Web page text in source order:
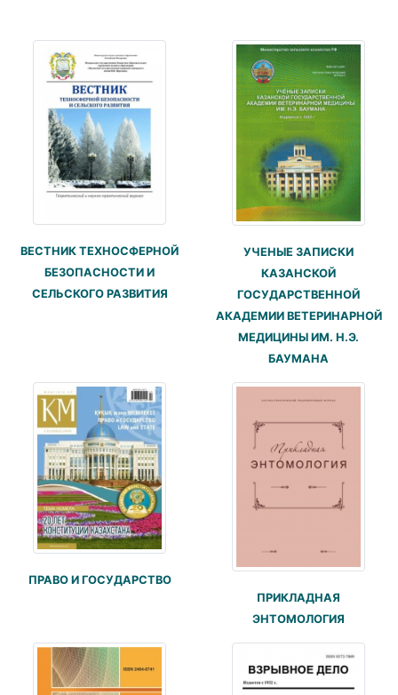
ВЕСТНИК ТЕХНОСФЕРНОЙ
БЕЗОПАСНОСТИ И
СЕЛЬСКОГО РАЗВИТИЯ
УЧЕНЫЕ ЗАПИСКИ
КАЗАНСКОЙ
ГОСУДАРСТВЕННОЙ
АКАДЕМИИ ВЕТЕРИНАРНОЙ
МЕДИЦИНЫ ИМ. Н.Э.
БАУМАНА
ПРАВО И ГОСУДАРСТВО
ПРИКЛАДНАЯ
ЭНТОМОЛОГИЯ